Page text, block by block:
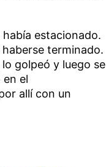
estacionado.
terminado.
golpeó y luego se
en el
allí con un